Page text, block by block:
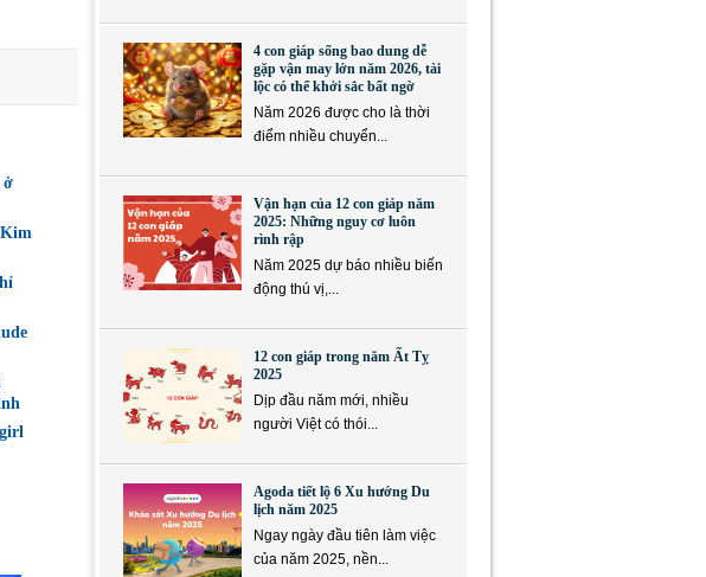
ở
Kim
4 con giáp sống bao dung dễ
gặp vận may lớn năm 2026, tài
lộc có thể khởi sắc bất ngờ
Năm 2026 được cho là thời
điểm nhiều chuyển...
Vận hạn của 12 con giáp năm
2025: Những nguy cơ luôn
rình rập
Năm 2025 dự báo nhiều biến
động thú vị,...
12 con giáp trong năm Ất Tỵ
2025
Dịp đầu năm mới, nhiều
người Việt có thói...
Agoda tiết lộ 6 Xu hướng Du
lịch năm 2025
Ngay ngày đầu tiên làm việc
của năm 2025, nền...